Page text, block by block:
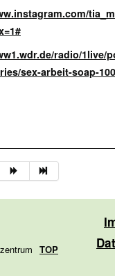
radio/1live/
sex-arbeit-soap-
TOP